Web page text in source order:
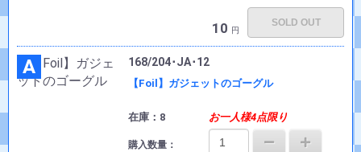
10 円
SOLD OUT
A 168/204･JA･12
【Foil】ガジェットのゴーグル
在庫：8 お一人様4点限り
購入数量：